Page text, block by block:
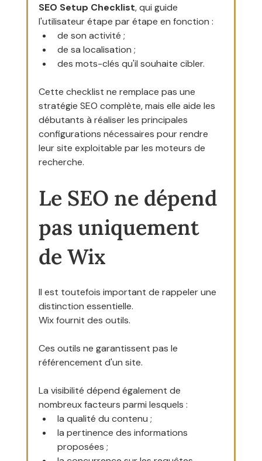
SEO Setup Checklist, qui guide
l'utilisateur étape par étape en fonction :
de son activité ;
de sa localisation ;
des mots-clés qu'il souhaite cibler.
Cette checklist ne remplace pas une
stratégie SEO complète, mais elle aide les
débutants à réaliser les principales
configurations nécessaires pour rendre
leur site exploitable par les moteurs de
recherche.
Le SEO ne dépend
pas uniquement
de Wix
Il est toutefois important de rappeler une
distinction essentielle.
Wix fournit des outils.
Ces outils ne garantissent pas le
référencement d'un site.
La visibilité dépend également de
nombreux facteurs parmi lesquels :
la qualité du contenu ;
la pertinence des informations
proposées ;